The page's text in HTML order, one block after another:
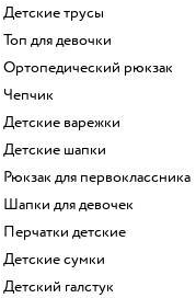
Детские трусы
Топ для девочки
Ортопедический рюкзак
Чепчик
Детские варежки
Детские шапки
Рюкзак для первоклассника
Шапки для девочек
Перчатки детские
Детские сумки
Детский галстук